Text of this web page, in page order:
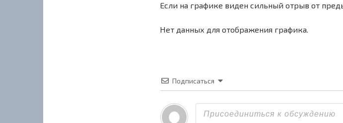
Если на графике виден сильный отрыв от
Нет данных для отображения графика.
Подписаться